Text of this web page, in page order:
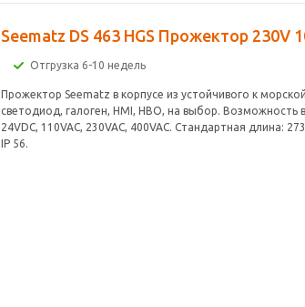
Seematz DS 463 HGS Прожектор 230V
Отгрузка 6-10 недель
Прожектор Seematz в корпусе из устойчивого к
светодиод, галоген, HMI, HBO, на выбор. Возможность
24VDC, 110VAC, 230VAC, 400VAC. Стандартная длина:
IP 56.